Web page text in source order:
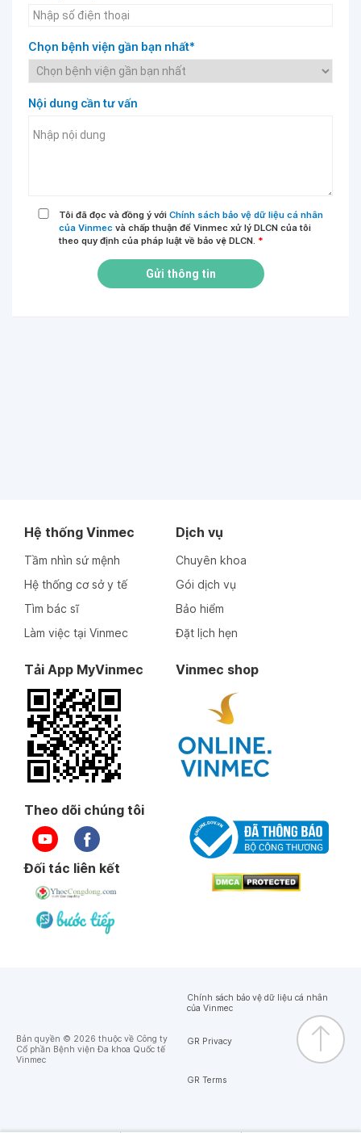
Chọn bệnh viện gần bạn nhất*
Nội dung cần tư vấn
Tôi đã đọc và đồng ý với Chính sách bảo vệ dữ liệu cá nhân
của Vinmec và chấp thuận để Vinmec xử lý DLCN của tôi
theo quy định của pháp luật về bảo vệ DLCN. *
Gửi thông tin
Hệ thống Vinmec
Tầm nhìn sứ mệnh
Hệ thống cơ sở y tế
Tìm bác sĩ
Làm việc tại Vinmec
Dịch vụ
Chuyên khoa
Gói dịch vụ
Bảo hiểm
Đặt lịch hẹn
Tải App MyVinmec Vinmec shop
Theo dõi chúng tôi
Đối tác liên kết
Bản quyền © 2026 thuộc về Công ty
Cổ phần Bệnh viện Đa khoa Quốc tế
Vinmec
Chính sách bảo vệ dữ liệu cá nhân
của Vinmec
GR Privacy
GR Terms